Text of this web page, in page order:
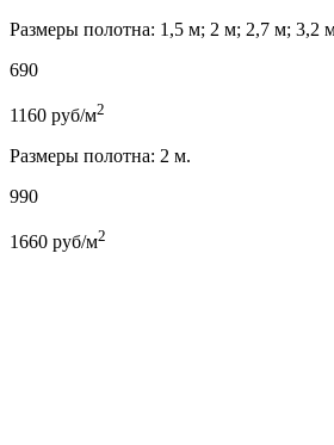
Размеры полотна: 1,5 м; 2 м; 2,7 м; 3,2
690
1160 руб/м2
Размеры полотна: 2 м.
990
1660 руб/м2